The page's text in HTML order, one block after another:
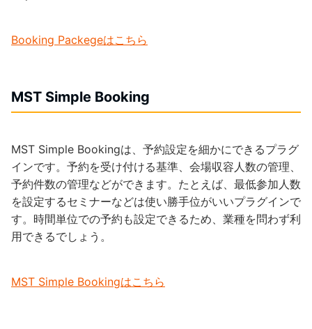
Booking Packegeはこちら
MST Simple Booking
MST Simple Bookingは、予約設定を細かにできるプラグ
インです。予約を受け付ける基準、会場収容人数の管理、
予約件数の管理などができます。たとえば、最低参加人数
を設定するセミナーなどは使い勝手位がいいプラグインで
す。時間単位での予約も設定できるため、業種を問わず利
用できるでしょう。
MST Simple Bookingはこちら